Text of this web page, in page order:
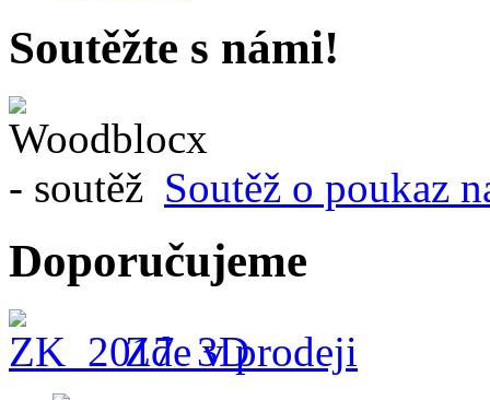
Soutěžte s námi!
Soutěž o poukaz
Doporučujeme
Zde v prodeji